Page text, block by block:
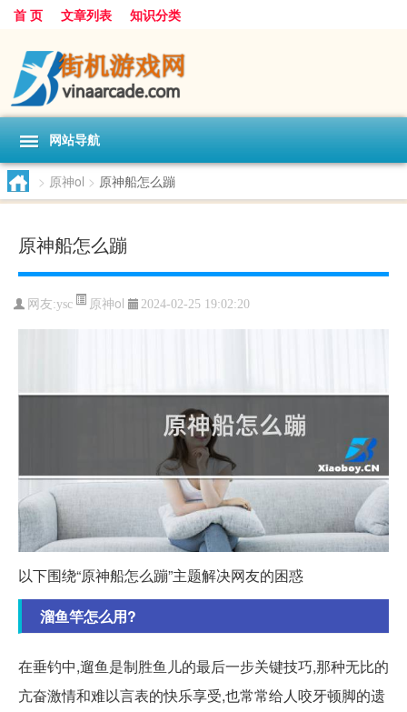
首 页 文章列表 知识分类
网站导航
> 原神ol > 原神船怎么蹦
原神船怎么蹦
网友:ysc 原神ol 2024-02-25 19:02:20
以下围绕“原神船怎么蹦”主题解决网友的困惑
溜鱼竿怎么用?
在垂钓中,遛鱼是制胜鱼儿的最后一步关键技巧,那种无比的
亢奋激情和难以言表的快乐享受,也常常给人咬牙顿脚的遗